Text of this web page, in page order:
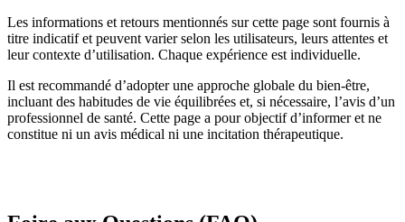
Les informations et retours mentionnés sur cette page sont fournis à
titre indicatif et peuvent varier selon les utilisateurs, leurs attentes et
leur contexte d’utilisation. Chaque expérience est individuelle.
Il est recommandé d’adopter une approche globale du bien-être,
incluant des habitudes de vie équilibrées et, si nécessaire, l’avis d’un
professionnel de santé. Cette page a pour objectif d’informer et ne
constitue ni un avis médical ni une incitation thérapeutique.